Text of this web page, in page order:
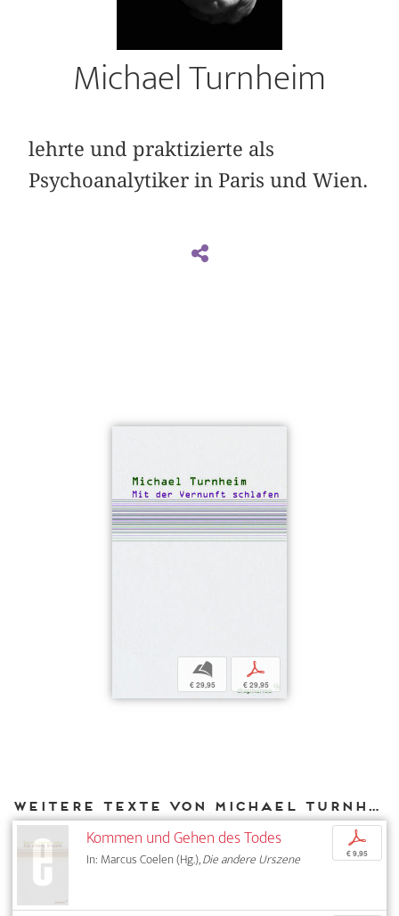
Michael Turnheim
lehrte und praktizierte als
Psychoanalytiker in Paris und Wien.
b
€ 29,95
p
€ 29,95
Weitere Texte von Michael Turnheim bei DIAPHANES
Kommen und Gehen des Todes
In: Marcus Coelen (Hg.),Die andere Urszene
p
€ 9,95